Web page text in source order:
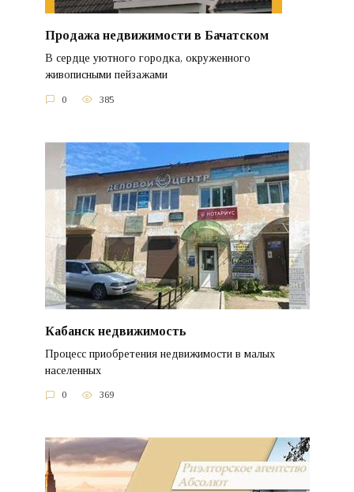
Продажа недвижимости в Бачатском
В сердце уютного городка, окруженного
живописными пейзажами
0 385
Кабанск недвижимость
Процесс приобретения недвижимости в малых
населенных
0 369